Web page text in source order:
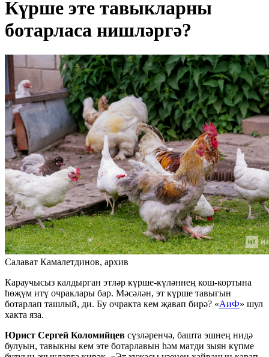
Күрше эте тавыкларны
ботарласа нишләргә?
Салават Камалетдинов, архив
Караучысыз калдырган этләр күрше-күләннең кош-кортына
һөҗүм итү очраклары бар. Мәсәлән, эт күрше тавыгын
ботарлап ташлый, ди. Бу очракта кем җавап бирә? «АиФ» шул
хакта яза.
Юрист Сергей Коломийцев сүзләренчә, башта эшнең нидә
булуын, тавыкны кем эте ботарлавын һәм матди зыян күпме